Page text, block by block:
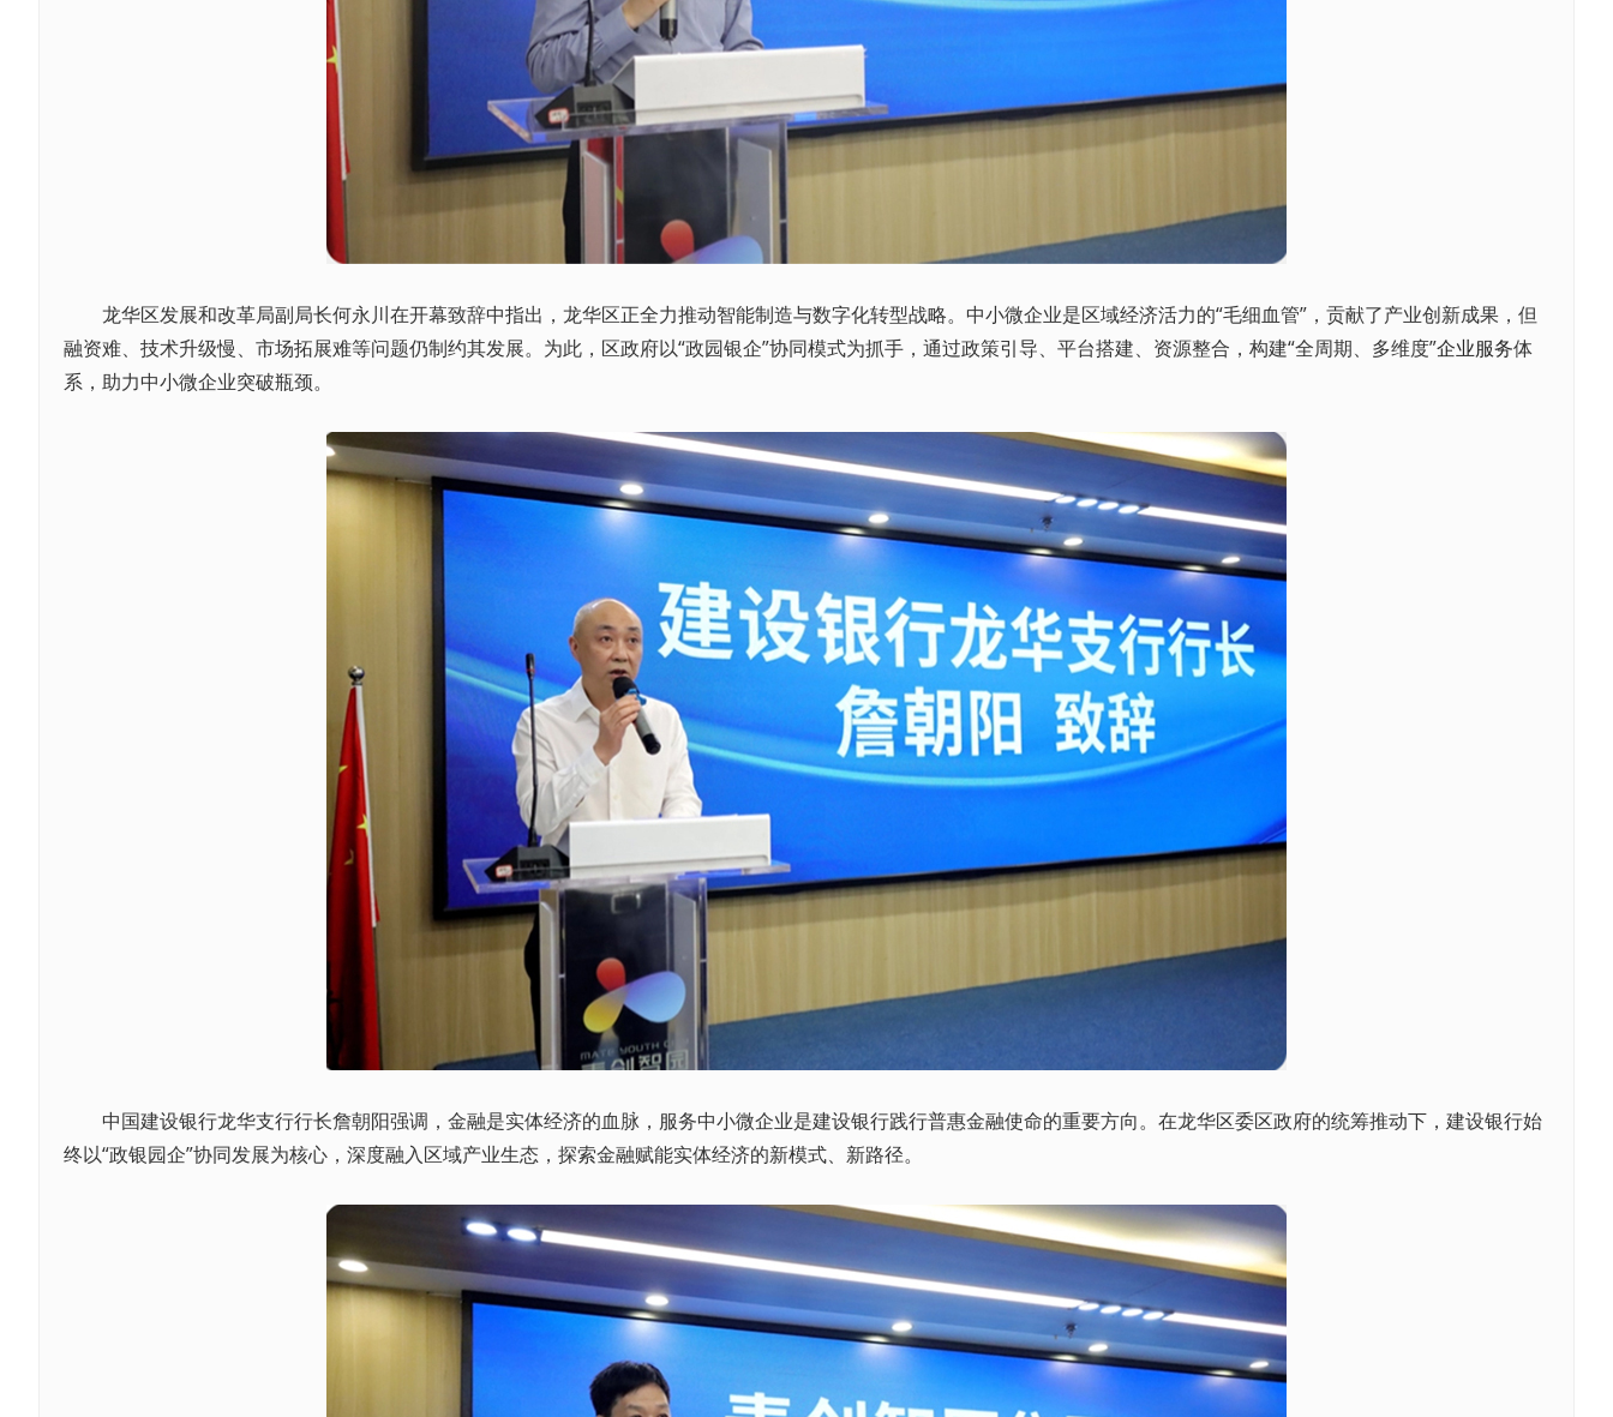
龙华区发展和改革局副局长何永川在开幕致辞中指出，龙华区正全力推动智能制造与数字化转型战略。中小微企业是区域经济活力的“毛细血管”，贡献了产业创新成果，但
融资难、技术升级慢、市场拓展难等问题仍制约其发展。为此，区政府以“政园银企”协同模式为抓手，通过政策引导、平台搭建、资源整合，构建“全周期、多维度”企业服务体
系，助力中小微企业突破瓶颈。
中国建设银行龙华支行行长詹朝阳强调，金融是实体经济的血脉，服务中小微企业是建设银行践行普惠金融使命的重要方向。在龙华区委区政府的统筹推动下，建设银行始
终以“政银园企”协同发展为核心，深度融入区域产业生态，探索金融赋能实体经济的新模式、新路径。